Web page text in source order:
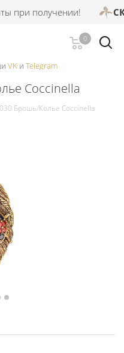
получении!
0
VK и Telegram
Сoccinella
Брошь/Колье Сoccinella